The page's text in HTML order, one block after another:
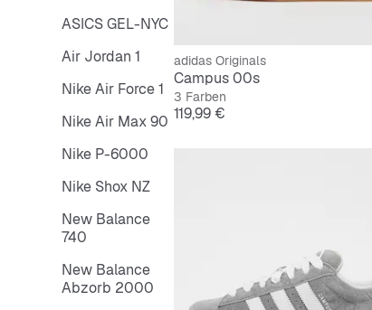
ASICS GEL-NYC
Air Jordan 1
Nike Air Force 1
Nike Air Max 90
Nike P-6000
Nike Shox NZ
New Balance
740
New Balance
Abzorb 2000
adidas Originals
Campus 00s
3 Farben
Preis
119,99 €